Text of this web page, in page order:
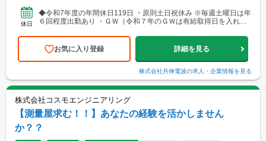
休日
◆令和7年度の年間休日119日 ・原則土日祝休み ※毎週土曜日は年
６回程度出勤あり ・ＧＷ（令和７年のＧＷは有給取得日を入れて
お気に入り登録 詳細を見る
株式会社共伸電波の求人・企業情報を見る
株式会社コスモエンジニアリング
【測量屋求む！！】あなたの経験を活かしません
か？？